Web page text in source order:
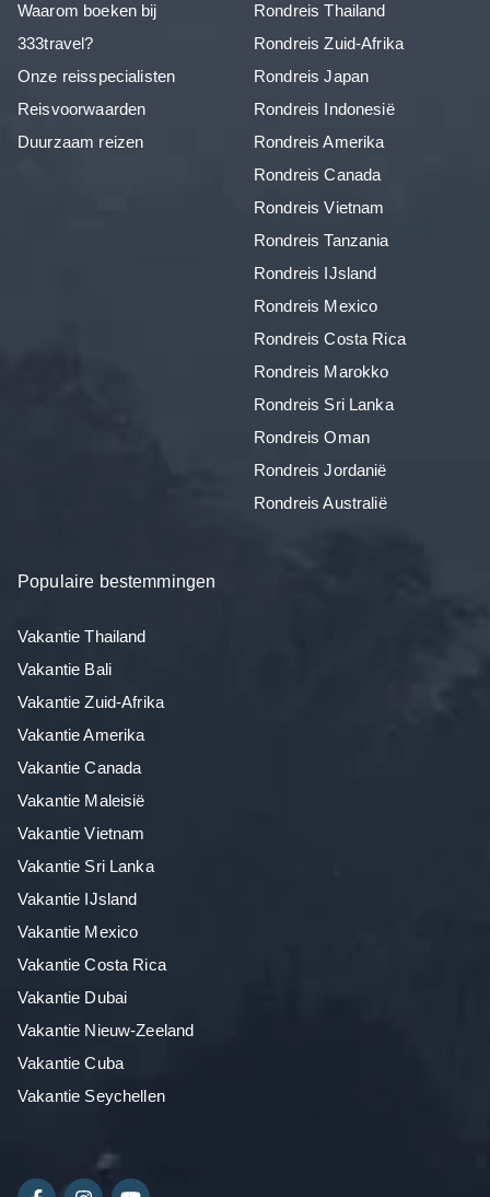
Waarom boeken bij
333travel?
Onze reisspecialisten
Reisvoorwaarden
Duurzaam reizen
Rondreis Thailand
Rondreis Zuid-Afrika
Rondreis Japan
Rondreis Indonesië
Rondreis Amerika
Rondreis Canada
Rondreis Vietnam
Rondreis Tanzania
Rondreis IJsland
Rondreis Mexico
Rondreis Costa Rica
Rondreis Marokko
Rondreis Sri Lanka
Rondreis Oman
Rondreis Jordanië
Rondreis Australië
Populaire bestemmingen
Vakantie Thailand
Vakantie Bali
Vakantie Zuid-Afrika
Vakantie Amerika
Vakantie Canada
Vakantie Maleisië
Vakantie Vietnam
Vakantie Sri Lanka
Vakantie IJsland
Vakantie Mexico
Vakantie Costa Rica
Vakantie Dubai
Vakantie Nieuw-Zeeland
Vakantie Cuba
Vakantie Seychellen